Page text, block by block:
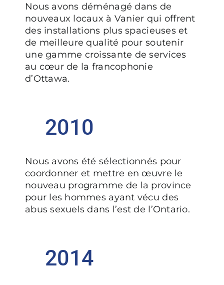
Nous avons déménagé dans de
nouveaux locaux à Vanier qui offrent
des installations plus spacieuses et
de meilleure qualité pour soutenir
une gamme croissante de services
au cœur de la francophonie
d’Ottawa.
2010
Nous avons été sélectionnés pour
coordonner et mettre en œuvre le
nouveau programme de la province
pour les hommes ayant vécu des
abus sexuels dans l’est de l’Ontario.
2014